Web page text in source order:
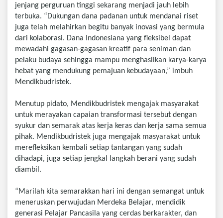
jenjang perguruan tinggi sekarang menjadi jauh lebih
terbuka. “Dukungan dana padanan untuk mendanai riset
juga telah melahirkan begitu banyak inovasi yang bermula
dari kolaborasi. Dana Indonesiana yang fleksibel dapat
mewadahi gagasan-gagasan kreatif para seniman dan
pelaku budaya sehingga mampu menghasilkan karya-karya
hebat yang mendukung pemajuan kebudayaan,” imbuh
Mendikbudristek.
Menutup pidato, Mendikbudristek mengajak masyarakat
untuk merayakan capaian transformasi tersebut dengan
syukur dan semarak atas kerja keras dan kerja sama semua
pihak. Mendikbudristek juga mengajak masyarakat untuk
merefleksikan kembali setiap tantangan yang sudah
dihadapi, juga setiap jengkal langkah berani yang sudah
diambil.
“Marilah kita semarakkan hari ini dengan semangat untuk
meneruskan perwujudan Merdeka Belajar, mendidik
generasi Pelajar Pancasila yang cerdas berkarakter, dan